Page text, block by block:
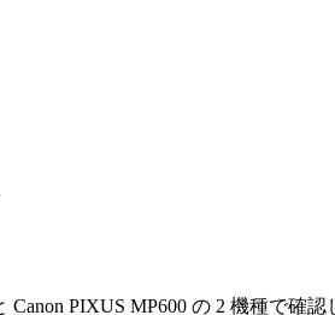
Canon PIXUS MP600 の 2 機種で確